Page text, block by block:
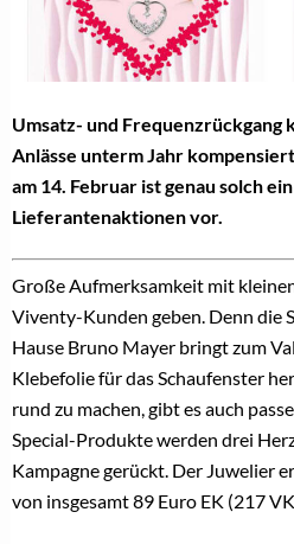
Umsatz- und Frequenzrückgang
Anlässe unterm Jahr
am 14. Februar ist genau solch
Lieferantenaktionen vor.
Große Aufmerksamkeit mit
Viventy-Kunden geben. Denn die
Hause Bruno Mayer bringt zum
Klebefolie für das Schaufenster
rund zu machen, gibt es auch
Special-Produkte werden drei
Kampagne gerückt. Der Juwelier
von insgesamt 89 Euro EK (217